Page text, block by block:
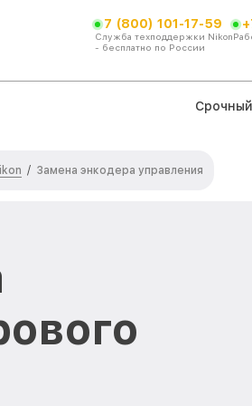
7 (800) 101-17-59
Служба техподдержки Nikon
- бесплатно по России
/ Замена энкодера управления